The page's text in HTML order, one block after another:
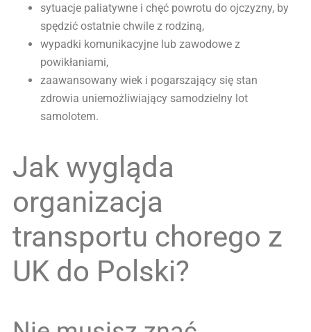
sytuacje paliatywne i chęć powrotu do ojczyzny, by
spędzić ostatnie chwile z rodziną,
wypadki komunikacyjne lub zawodowe z
powikłaniami,
zaawansowany wiek i pogarszający się stan
zdrowia uniemożliwiający samodzielny lot
samolotem.
Jak wygląda
organizacja
transportu chorego z
UK do Polski?